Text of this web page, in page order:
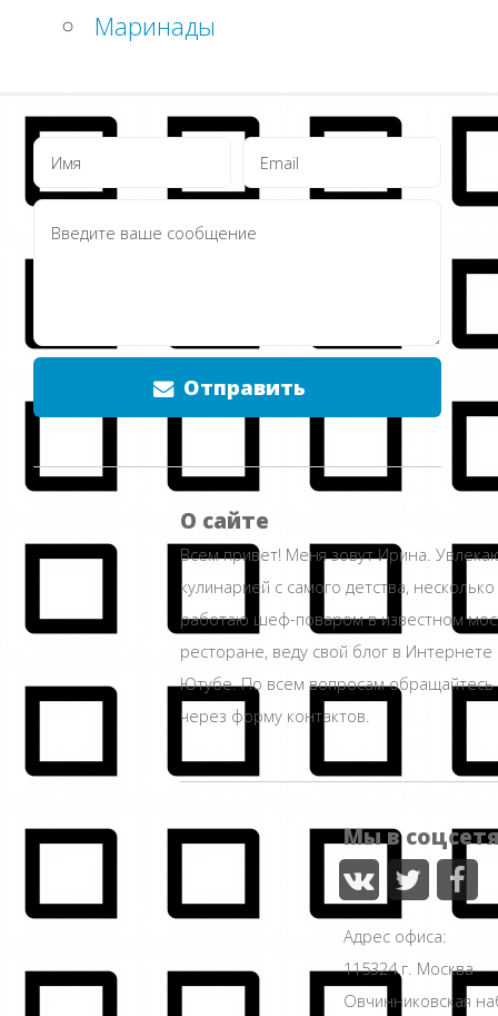
Маринады
Отправить
О сайте
Всем привет! Меня зовут Ирина.
кулинарией с самого детства,
работаю шеф-поваром в известном
ресторане, веду свой блог в Интернете
Ютубе. По всем вопросам
через форму контактов.
Мы в
Адрес офиса:
115324 г. Москва
Овчинниковская